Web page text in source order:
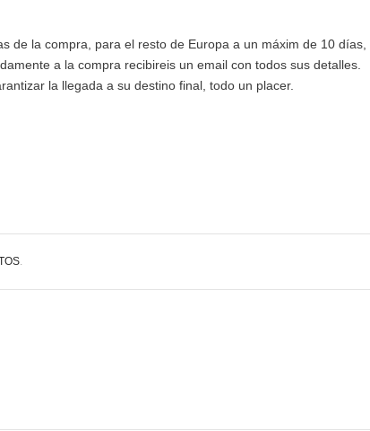
de la compra, para el resto de Europa a un máxim de 10 días,
a la compra recibireis un email con todos sus detalles.
la llegada a su destino final, todo un placer.